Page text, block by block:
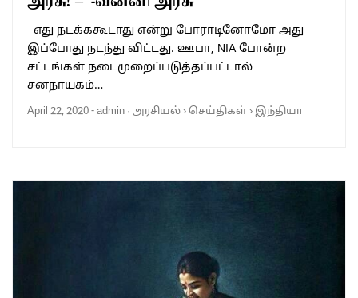
எது நடக்ககூடாது என்று போராடினோமோ அது
இப்போது நடந்து விட்டது. ஊபா, NIA போன்ற
சட்டங்கள் நடைமுறைப்படுத்தப்பட்டால்
சனநாயகம்…
April 22, 2020-admin · அரசியல்›செய்திகள்› இந்தியா